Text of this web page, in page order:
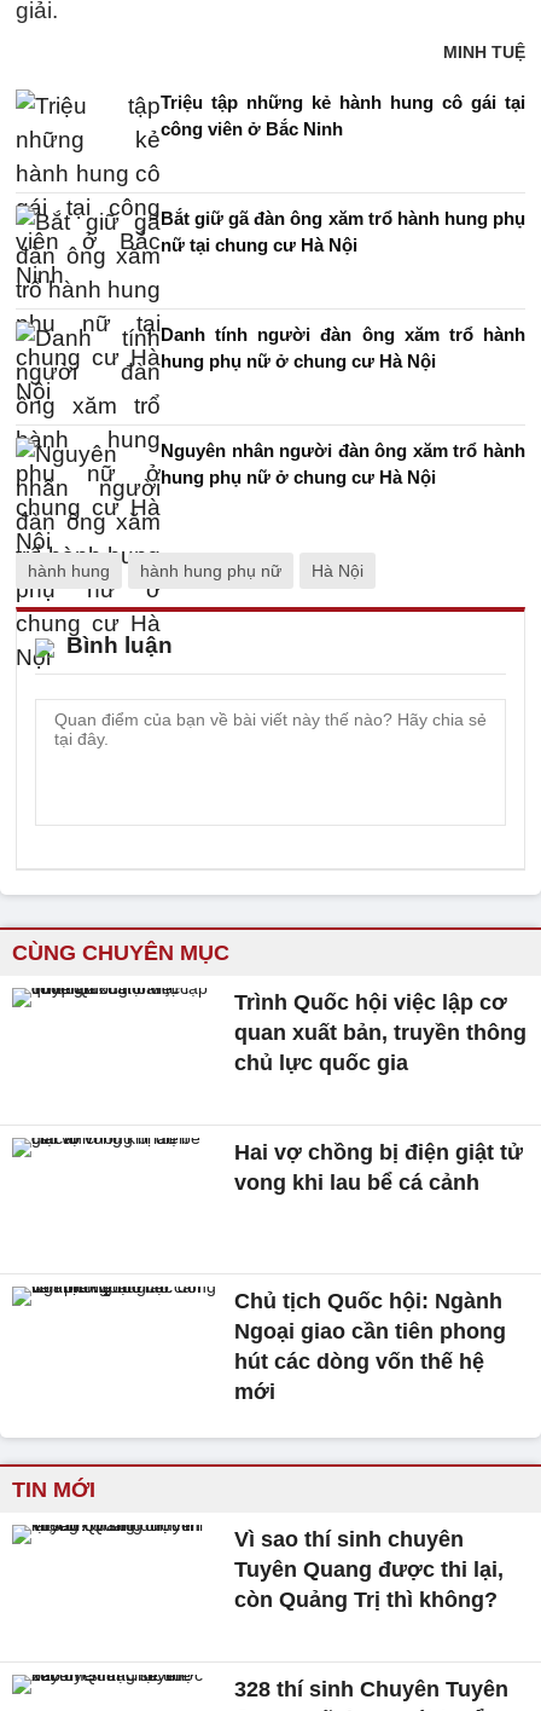
giải.
MINH TUỆ
Triệu tập những kẻ hành hung cô gái tại
công viên ở Bắc Ninh
Bắt giữ gã đàn ông xăm trổ hành hung phụ
nữ tại chung cư Hà Nội
Danh tính người đàn ông xăm trổ hành
hung phụ nữ ở chung cư Hà Nội
Nguyên nhân người đàn ông xăm trổ hành
hung phụ nữ ở chung cư Hà Nội
hành hung hành hung phụ nữ Hà Nội
Bình luận
CÙNG CHUYÊN MỤC
Trình Quốc hội việc lập cơ
quan xuất bản, truyền thông
chủ lực quốc gia
Hai vợ chồng bị điện giật tử
vong khi lau bể cá cảnh
Chủ tịch Quốc hội: Ngành
Ngoại giao cần tiên phong
hút các dòng vốn thế hệ
mới
TIN MỚI
Vì sao thí sinh chuyên
Tuyên Quang được thi lại,
còn Quảng Trị thì không?
328 thí sinh Chuyên Tuyên